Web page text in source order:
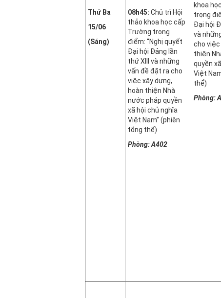
Thứ Ba
15/06
(Sáng)
08h45: Chủ trì Hội
thảo khoa học cấp
Trường trọng
điểm: “Nghị quyết
Đại hội Đảng lần
thứ XIII và những
vấn đề đặt ra cho
việc xây dựng,
hoàn thiện Nhà
nước pháp quyền
xã hội chủ nghĩa
Việt Nam” (phiên
tổng thể)
Phòng: A402
khoa
trọng
Đại hội
và
cho việc
thiện
quyền
Việt
thể)
Phòng: